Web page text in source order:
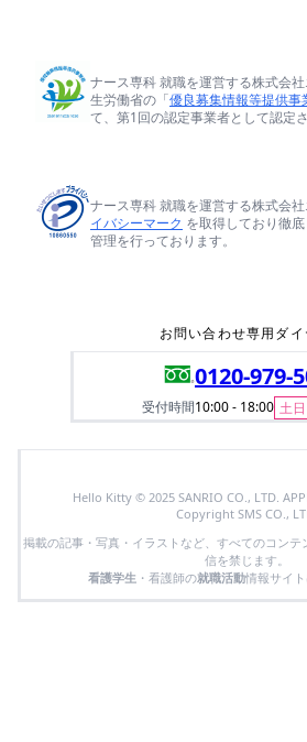
ナース専科 就職を運営する株式会
生労働省の「優良募集情報等提供事
て、第1回の認定事業者として認定
ナース専科 就職を運営する株式会
イバシーマーク を取得しており徹
管理を行っております。
お問い合わせ専用ダ
0120-979-
受付時間10:00 - 18:00 土
Hello Kitty © 2025 SANRIO CO., LTD.
Copyright SMS CO.,
掲載の記事・写真・イラストなど、すべてのコン
信を禁じます。
看護学生 ・看護師の就職活動情報サイ